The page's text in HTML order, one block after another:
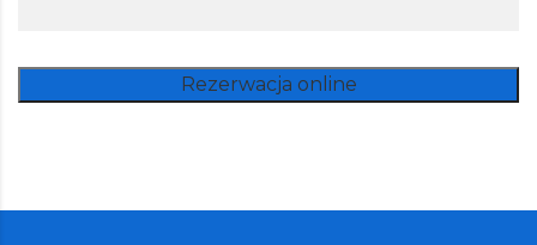
Rezerwacja online